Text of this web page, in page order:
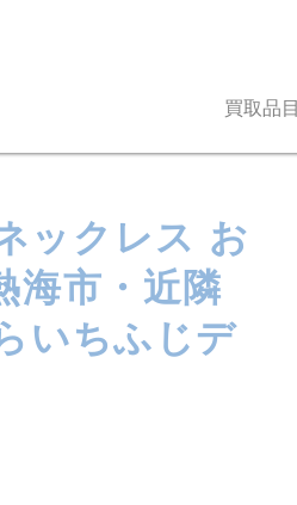
買取品目
ックレス お
海市・近隣
いちふじデ